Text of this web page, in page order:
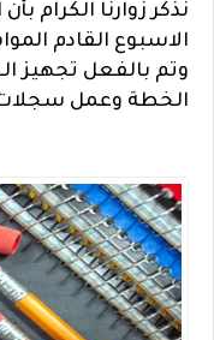
نذكر زوارنا الكرام
وتم بالفعل تجهيز
الخطة وعمل سجلات